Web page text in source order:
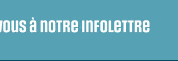
à notre infolettre